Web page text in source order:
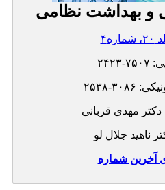
و بهداشت نظامی
۲۴۲۳-۷۵۰۷
۲۵۳۸-۳۰۸۶
مهدی قربانی
ناهید جلال لو
آخرین شماره